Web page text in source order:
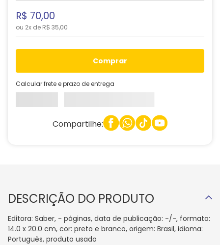
R$ 70,00
ou 2x de R$ 35,00
comprar
Calcular frete e prazo de entrega
Compartilhe:
DESCRIÇÃO DO PRODUTO
Editora: Saber, - páginas, data de publicação: -/-, formato:
14.0 x 20.0 cm, cor: preto e branco, origem: Brasil, idioma:
Português, produto usado